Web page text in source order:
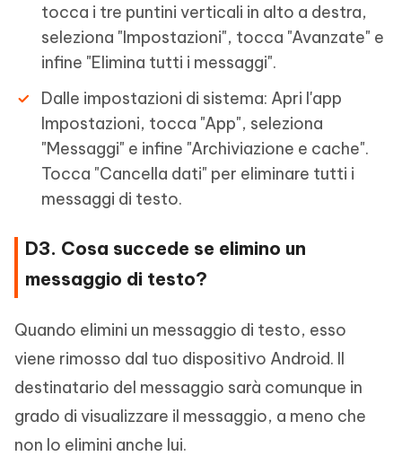
tocca i tre puntini verticali in alto a destra,
seleziona "Impostazioni", tocca "Avanzate" e
infine "Elimina tutti i messaggi".
Dalle impostazioni di sistema: Apri l'app
Impostazioni, tocca "App", seleziona
"Messaggi" e infine "Archiviazione e cache".
Tocca "Cancella dati" per eliminare tutti i
messaggi di testo.
D3. Cosa succede se elimino un
messaggio di testo?
Quando elimini un messaggio di testo, esso
viene rimosso dal tuo dispositivo Android. Il
destinatario del messaggio sarà comunque in
grado di visualizzare il messaggio, a meno che
non lo elimini anche lui.